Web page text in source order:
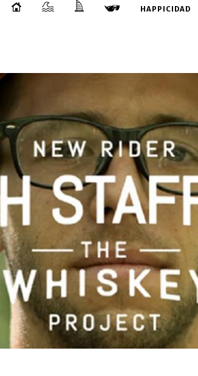
HAPPICIDAD